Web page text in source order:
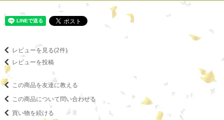
レビューを見る(2件)
レビューを投稿
この商品を友達に教える
この商品について問い合わせる
買い物を続ける